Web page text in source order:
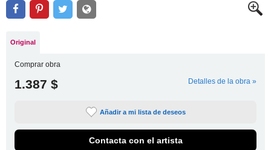
Original
Comprar obra
1.387 $ Detalles de la obra »
Añadir a mi lista de deseos
Contacta con el artista